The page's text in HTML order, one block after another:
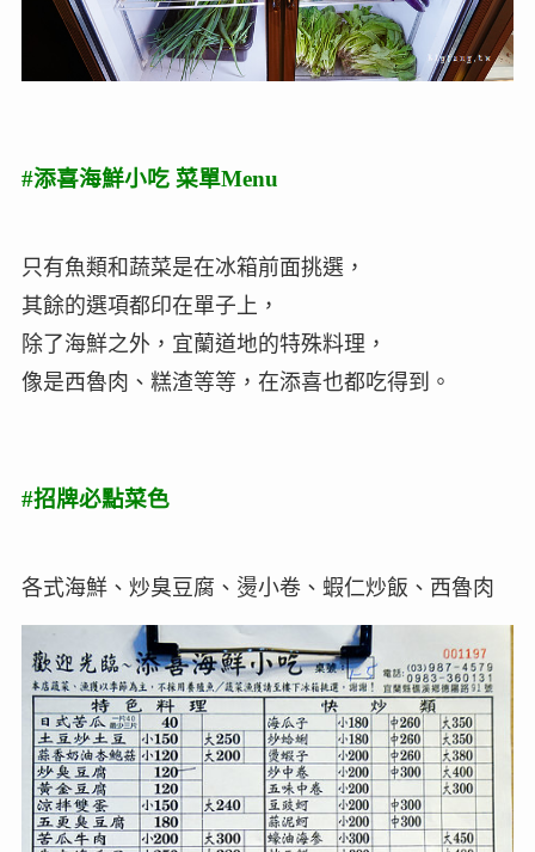
#添喜海鮮小吃 菜單Menu
只有魚類和蔬菜是在冰箱前面挑選，
其餘的選項都印在單子上，
除了海鮮之外，宜蘭道地的特殊料理，
像是西魯肉、糕渣等等，在添喜也都吃得到。
#招牌必點菜色
各式海鮮、炒臭豆腐、燙小卷、蝦仁炒飯、西魯肉